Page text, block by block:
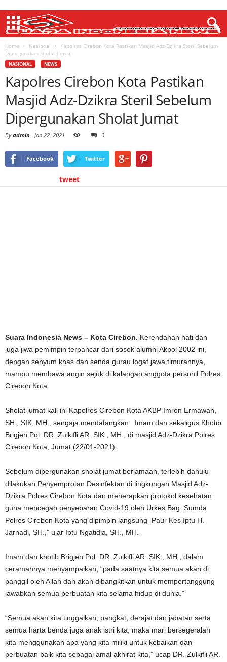
Home Nasional
Kapolres Cirebon Kota Pastikan Masjid Adz-Dzikra Steril Sebelum
Dipergunakan Sholat Jumat
NASIONAL NEWS
Kapolres Cirebon Kota Pastikan
Masjid Adz-Dzikra Steril Sebelum
Dipergunakan Sholat Jumat
Byadmin - Jan 22, 2021 0
Facebook Twitter
tweet
Suara Indonesia News – Kota Cirebon. Kerendahan hati dan
juga jiwa pemimpin terpancar dari sosok alumni Akpol 2002 ini,
dengan senyum khas dan senda gurau logat jawa timurannya,
mampu membawa angin sejuk di kalangan anggota personil Polres
Cirebon Kota.
Sholat jumat kali ini Kapolres Cirebon Kota AKBP Imron Ermawan,
SH., SIK, MH., sengaja mendatangkan Imam dan sekaligus Khotib
Brigjen Pol. DR. Zulkifli AR. SIK., MH., di masjid Adz-Dzikra Polres
Cirebon Kota, Jumat (22/01-2021).
Sebelum dipergunakan sholat jumat berjamaah, terlebih dahulu
dilakukan Penyemprotan Desinfektan di lingkungan Masjid Adz-
Dzikra Polres Cirebon Kota dan menerapkan protokol kesehatan
guna mencegah penyebaran Covid-19 oleh Urkes Bag. Sumda
Polres Cirebon Kota yang dipimpin langsung Paur Kes Iptu H.
Jarnadi, SH.,” ujar Iptu Ngatidja, SH., MH.
Imam dan khotib Brigjen Pol. DR. Zulkifli AR. SIK., MH., dalam
ceramahnya menyampaikan, “pada saatnya kita semua akan di
panggil oleh Allah dan akan dibangkitkan untuk mempertanggung
jawabkan semua perbuatan kita selama hidup di dunia.”
“Semua akan kita tinggalkan, pangkat, derajat dan jabatan serta
semua harta benda juga anak istri kita, maka mari bersegeralah
kita menggunakan apa yang kita miliki untuk kebaikan dan
perbuatan baik kita sebagai amal akhirat kita,” ucap DR. Zulkifli AR.